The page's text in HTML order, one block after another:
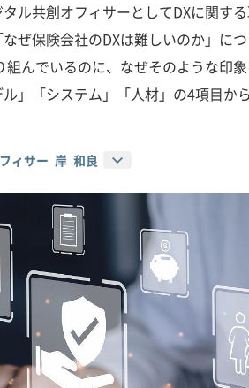
ル共創オフィサーとしてDXに関す
ぜ保険会社のDXは難しいのか」に
組んでいるのに、なぜそのような印
ル」「システム」「人材」の4項目か
ィサー 岸 和良